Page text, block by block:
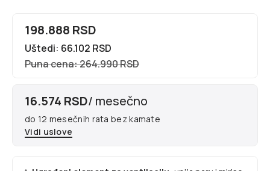
198.888 RSD
Uštedi: 66.102 RSD
Puna cena: 264.990 RSD
16.574 RSD/ mesečno
do 12 mesečnih rata bez kamate
Vidi uslove